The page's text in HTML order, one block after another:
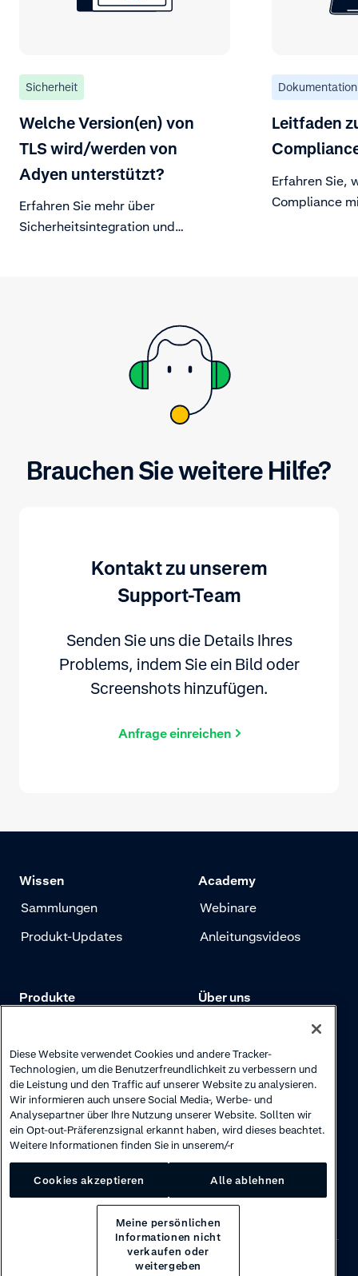
Sicherheit
Welche Version(en) von
TLS wird/werden von
Adyen unterstützt?
Erfahren Sie mehr über
Sicherheitsintegration und
Dokumentation
Leitfaden
Erfahren Sie,
Compliance
Brauchen Sie weitere Hilfe?
Kontakt zu unserem
Support-Team
Senden Sie uns die Details Ihres
Problems, indem Sie ein Bild oder
Screenshots hinzufügen.
Anfrage einreichen
Wissen
Sammlungen
Produkt-Updates
Academy
Webinare
Anleitungsvideos
Produkte
Zahlungen
Risikomanagement
Authentifizierung
Über uns
Unsere Geschichte
Newsletter
Karriere
Disclaimer ·© 2026 Adyen
Diese Website verwendet Cookies und andere Tracker-
Technologien, um die Benutzerfreundlichkeit zu verbessern und
die Leistung und den Traffic auf unserer Website zu analysieren.
Wir informieren auch unsere Social Media-, Werbe- und
Analysepartner über Ihre Nutzung unserer Website. Sollten wir
ein Opt-out-Präferenzsignal erkannt haben, wird dieses beachtet.
Weitere Informationen finden Sie in unserem/-r
Cookies akzeptieren Alle ablehnen
Meine persönlichen
Informationen nicht
verkaufen oder
weitergeben